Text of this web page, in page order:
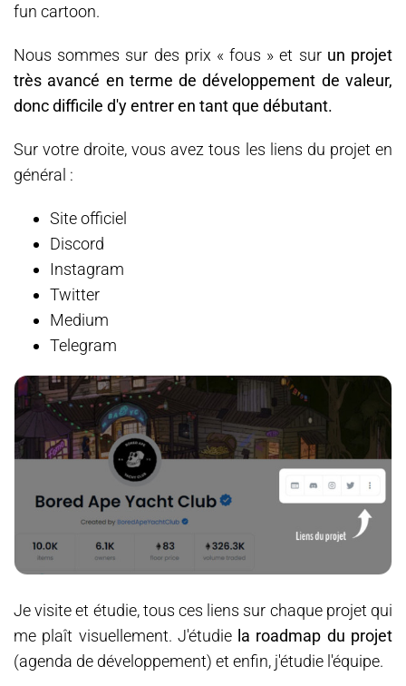
fun cartoon.
Nous sommes sur des prix « fous » et sur un projet
très avancé en terme de développement de valeur,
donc difficile d'y entrer en tant que débutant.
Sur votre droite, vous avez tous les liens du projet en
général :
Site officiel
Discord
Instagram
Twitter
Medium
Telegram
Je visite et étudie, tous ces liens sur chaque projet qui
me plaît visuellement. J'étudie la roadmap du projet
(agenda de développement) et enfin, j'étudie l'équipe.